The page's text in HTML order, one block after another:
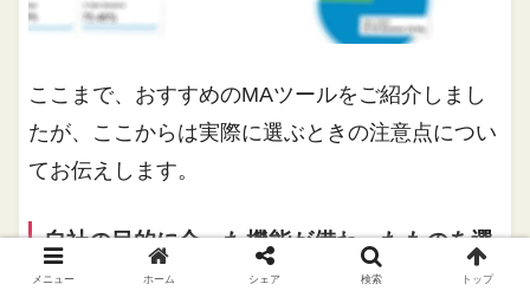
ここまで、おすすめのMAツールをご紹介しまし
たが、ここからは実際に選ぶときの注意点につい
てお伝えします。
自社の目的に合った機能が備わったものを選
ぶ
メニュー ホーム シェア 検索 トップ